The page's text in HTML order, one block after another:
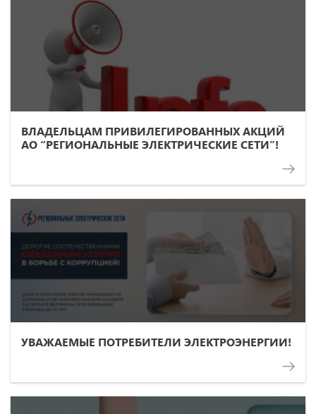
ВЛАДЕЛЬЦАМ ПРИВИЛЕГИРОВАННЫХ АКЦИЙ
АО “РЕГИОНАЛЬНЫЕ ЭЛЕКТРИЧЕСКИЕ СЕТИ”!
УВАЖАЕМЫЕ ПОТРЕБИТЕЛИ ЭЛЕКТРОЭНЕРГИИ!